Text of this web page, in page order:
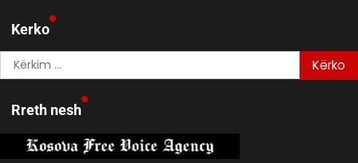
Kerko
Kërko
për:
Rreth nesh